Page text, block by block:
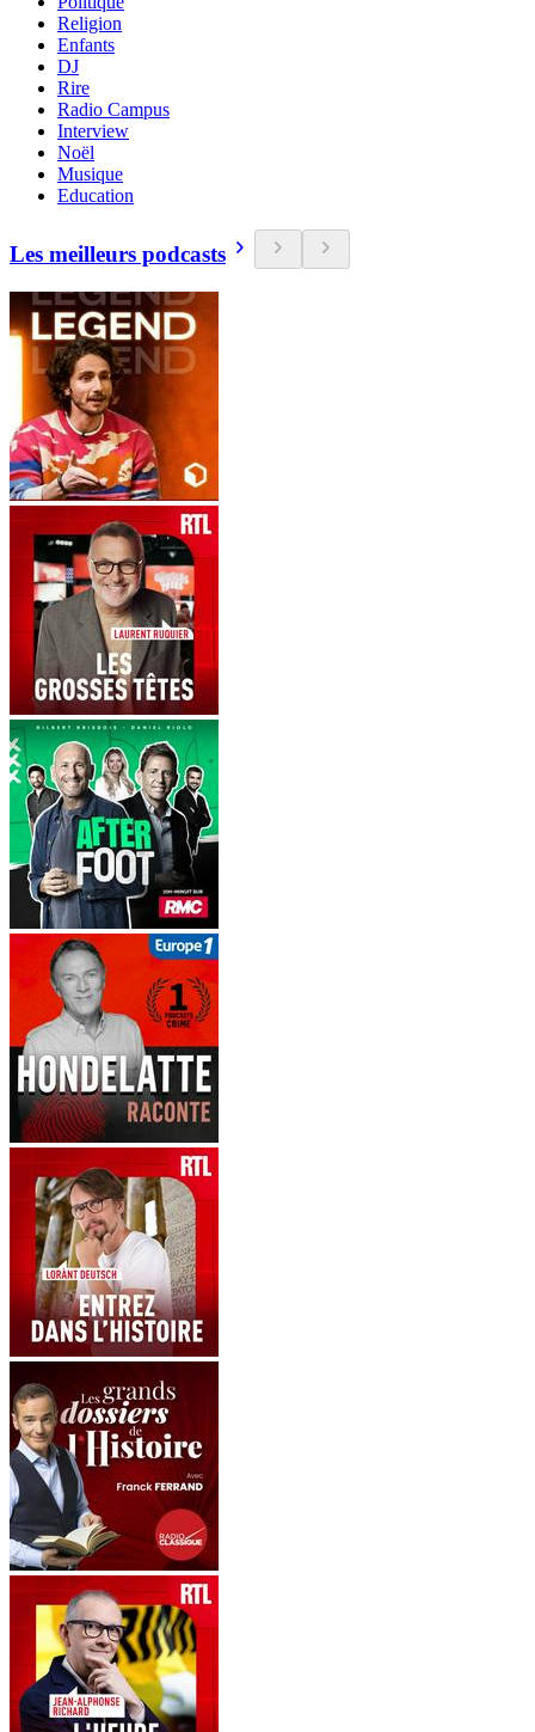
Religion
Enfants
DJ
Rire
Radio Campus
Interview
Noël
Musique
Education
Les meilleurs podcasts